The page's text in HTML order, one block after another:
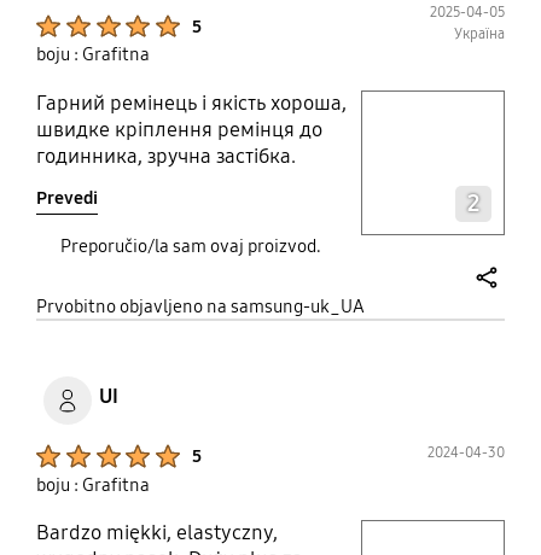
5
2025-04-05
Україна
boju : Grafitna
Гарний ремінець і якість хороша,
швидке кріплення ремінця до
годинника, зручна застібка.
Prevedi 2
Preporučio/la sam ovaj proizvod.
Prvobitno objavljeno na samsung-uk_UA
UI
5 2024-04-30
boju : Grafitna
Bardzo miękki, elastyczny,